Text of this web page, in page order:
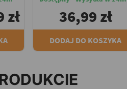
zł 36,99 zł
DODAJ DO KOSZYKA